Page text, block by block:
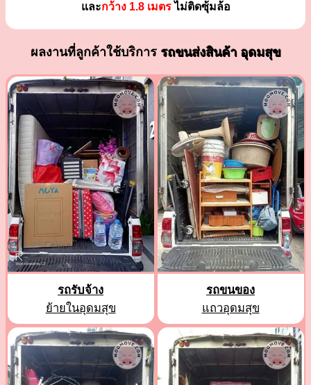
และกว้าง 1.8 เมตรไม่ติดซุ้มล้อ
ผลงานที่ลูกค้าใช้บริการ รถขนส่งสินค้า อุดมสุข
รถรับจ้าง
ย้ายในอุดมสุข
รถขนของ
แถวอุดมสุข